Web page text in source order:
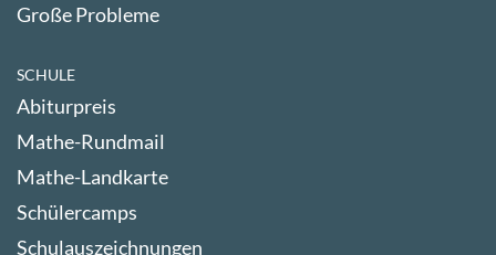
Große Probleme
SCHULE
Abiturpreis
Mathe-Rundmail
Mathe-Landkarte
Schülercamps
Schulauszeichnungen